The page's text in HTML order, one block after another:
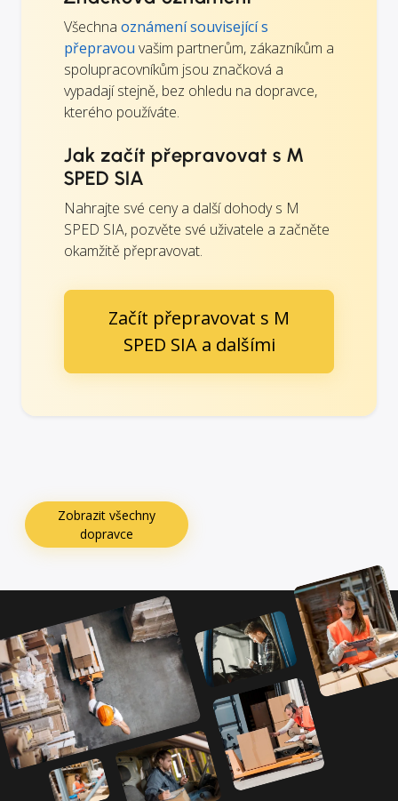
Všechna oznámení související s
přepravou vašim partnerům, zákazníkům a
spolupracovníkům jsou značková a
vypadají stejně, bez ohledu na dopravce,
kterého používáte.
Jak začít přepravovat s M
SPED SIA
Nahrajte své ceny a další dohody s M
SPED SIA, pozvěte své uživatele a začněte
okamžitě přepravovat.
Začít přepravovat s M
SPED SIA a dalšími
Zobrazit všechny
dopravce